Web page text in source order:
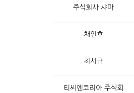
주식회사 샤마
채인호
최서규
티씨엔코리아 주식회